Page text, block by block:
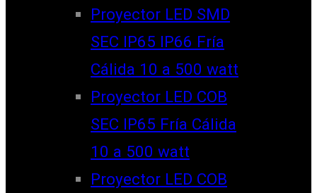
Proyector LED SMD
SEC IP65 IP66 Fría
Cálida 10 a 500 watt
Proyector LED COB
SEC IP65 Fría Cálida
10 a 500 watt
Proyector LED COB